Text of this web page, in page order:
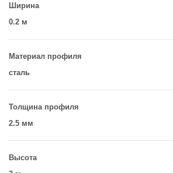
Ширина
0.2 м
Материал профиля
сталь
Толщина профиля
2.5 мм
Высота